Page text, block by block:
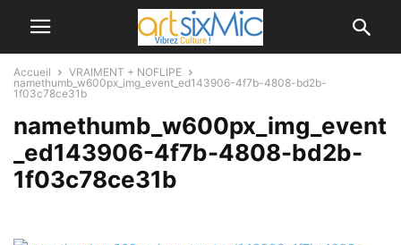
Accueil
VRAIMENT + NOFLIPE
namethumb_w600px_img_event_ed143906-4f7b-4808-bd2b-
1f03c78ce31b
namethumb_w600px_img_event
_ed143906-4f7b-4808-bd2b-
1f03c78ce31b